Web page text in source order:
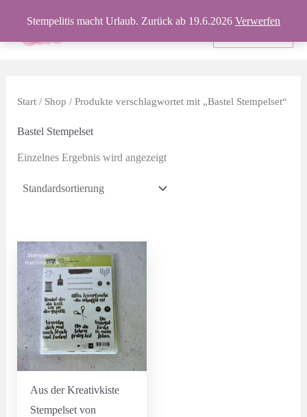
Stempelitis macht Urlaub. Zurück ab 19.6.2026 Verwerfen
springen
Produkte
Start/ Shop / Produkte verschlagwortet mit „Bastel Stempelset“
Bastel Stempelset
Einzelnes Ergebnis wird angezeigt
Aus der Kreativkiste
Stempelset von